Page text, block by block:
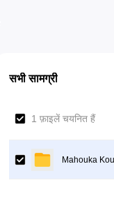
सभी सामग्री
1 फ़ाइलें चयनित हैं
Mahouka